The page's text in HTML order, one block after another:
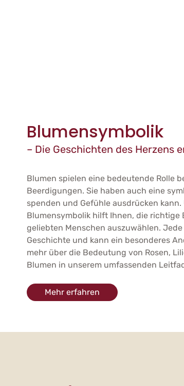
Blumensymbolik
– Die Geschichten des Herzens
Blumen spielen eine bedeutende Rolle
Beerdigungen. Sie haben auch eine
spenden und Gefühle ausdrücken kann.
Blumensymbolik hilft Ihnen, die richtige
geliebten Menschen auszuwählen.
Geschichte und kann ein besonderes
mehr über die Bedeutung von Rosen,
Blumen in unserem umfassenden
Mehr erfahren